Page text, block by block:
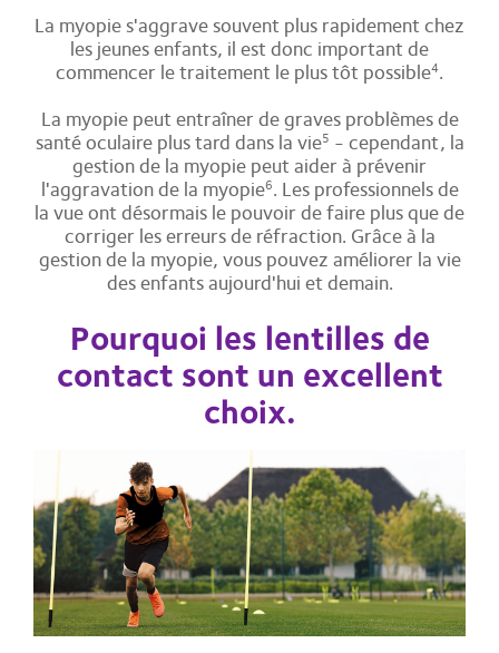
La myopie s'aggrave souvent plus rapidement chez
les jeunes enfants, il est donc important de
commencer le traitement le plus tôt possible4.
La myopie peut entraîner de graves problèmes de
santé oculaire plus tard dans la vie5 - cependant, la
gestion de la myopie peut aider à prévenir
l'aggravation de la myopie6. Les professionnels de
la vue ont désormais le pouvoir de faire plus que de
corriger les erreurs de réfraction. Grâce à la
gestion de la myopie, vous pouvez améliorer la vie
des enfants aujourd'hui et demain.
Pourquoi les lentilles de
contact sont un excellent
choix.